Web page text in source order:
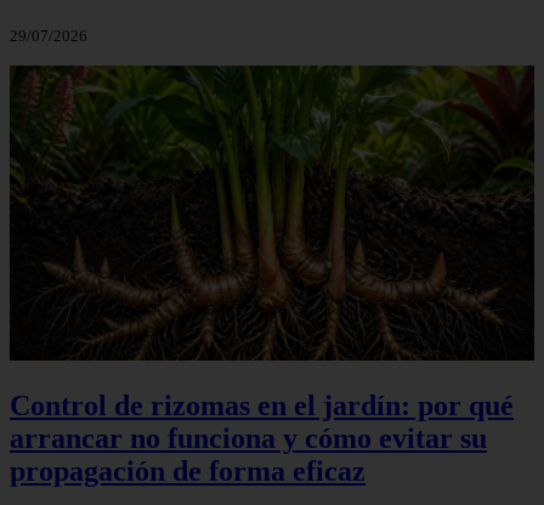
29/07/2026
Control de rizomas en el jardín: por qué
arrancar no funciona y cómo evitar su
propagación de forma eficaz